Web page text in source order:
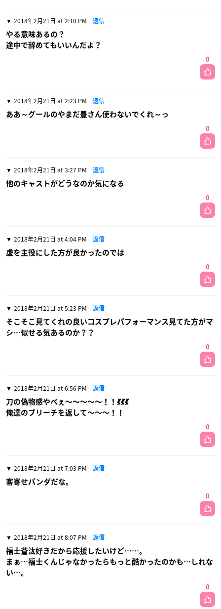
2018年2月21日 at 2:10 PM 返信
やる意味あるの？
途中で辞めてもいいんだよ？
0
2018年2月21日 at 2:23 PM 返信
ああ～グールのやまだ豊さん使わないでくれ～っ
0
2018年2月21日 at 3:27 PM 返信
他のキャストがどうなのか気になる
0
2018年2月21日 at 4:04 PM 返信
虚を主役にした方が良かったのでは
0
2018年2月21日 at 5:23 PM 返信
そこそこ見てくれの良いコスプレパフォーマンス見てた方がマ
シ…似せる気あるのか？？
0
2018年2月21日 at 6:56 PM 返信
刀の偽物感やべぇ〜〜〜〜〜！！💃💃💃
俺達のブリーチを返して〜〜〜！！
0
2018年2月21日 at 7:03 PM 返信
客寄せパンダだな。
0
2018年2月21日 at 8:07 PM 返信
福士蒼汰好きだから応援したいけど……。
まぁ…福士くんじゃなかったらもっと酷かったのかも…しれな
い…。
0